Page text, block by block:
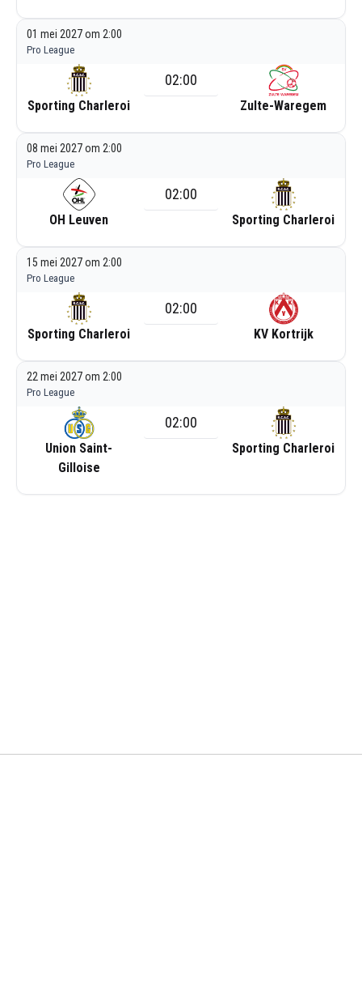
01 mei 2027 om 2:00
Pro League
Sporting Charleroi
02:00
Zulte-Waregem
08 mei 2027 om 2:00
Pro League
OH Leuven
02:00
Sporting Charleroi
15 mei 2027 om 2:00
Pro League
Sporting Charleroi
02:00
KV Kortrijk
22 mei 2027 om 2:00
Pro League
Union Saint-
Gilloise
02:00
Sporting Charleroi